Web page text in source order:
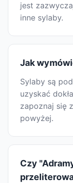
jest
inne sylaby.
Jak
Sylaby są
uzyskać
zapoznaj się
powyżej.
Czy